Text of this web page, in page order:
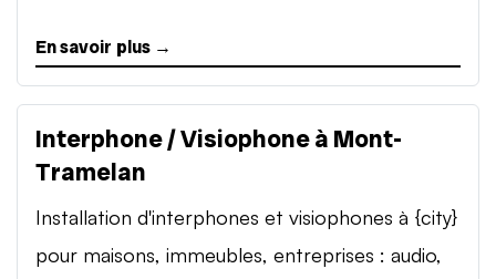
En savoir plus →
Interphone / Visiophone à Mont-
Tramelan
Installation d'interphones et visiophones à {city}
pour maisons, immeubles, entreprises : audio,